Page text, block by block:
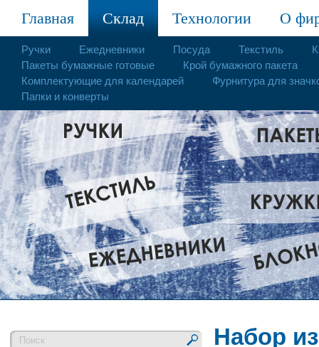
Главная Склад Технологии О
Ручки Ежедневники Посуда Текстиль
Пакеты бумажные готовые
Крой бумажного пакета
Комплектующие для календарей
Фурнитура для
Папки и конверты
Набор